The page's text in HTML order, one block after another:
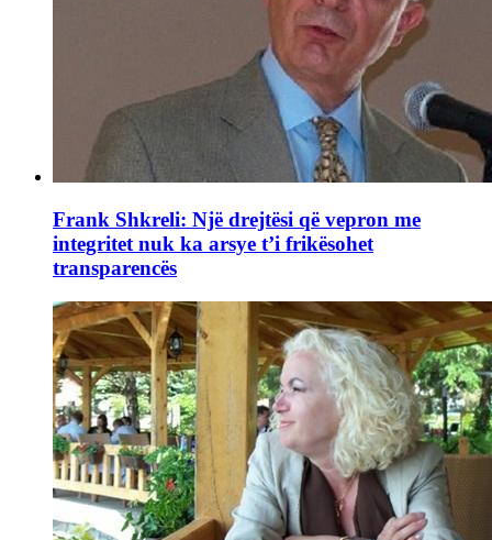
Frank Shkreli: Një drejtësi që vepron me
integritet nuk ka arsye t’i frikësohet
transparencës